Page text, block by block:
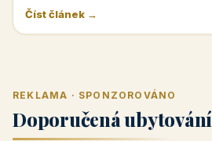
Číst článek →
REKLAMA · SPONZOROVÁNO
Doporučená ubytování